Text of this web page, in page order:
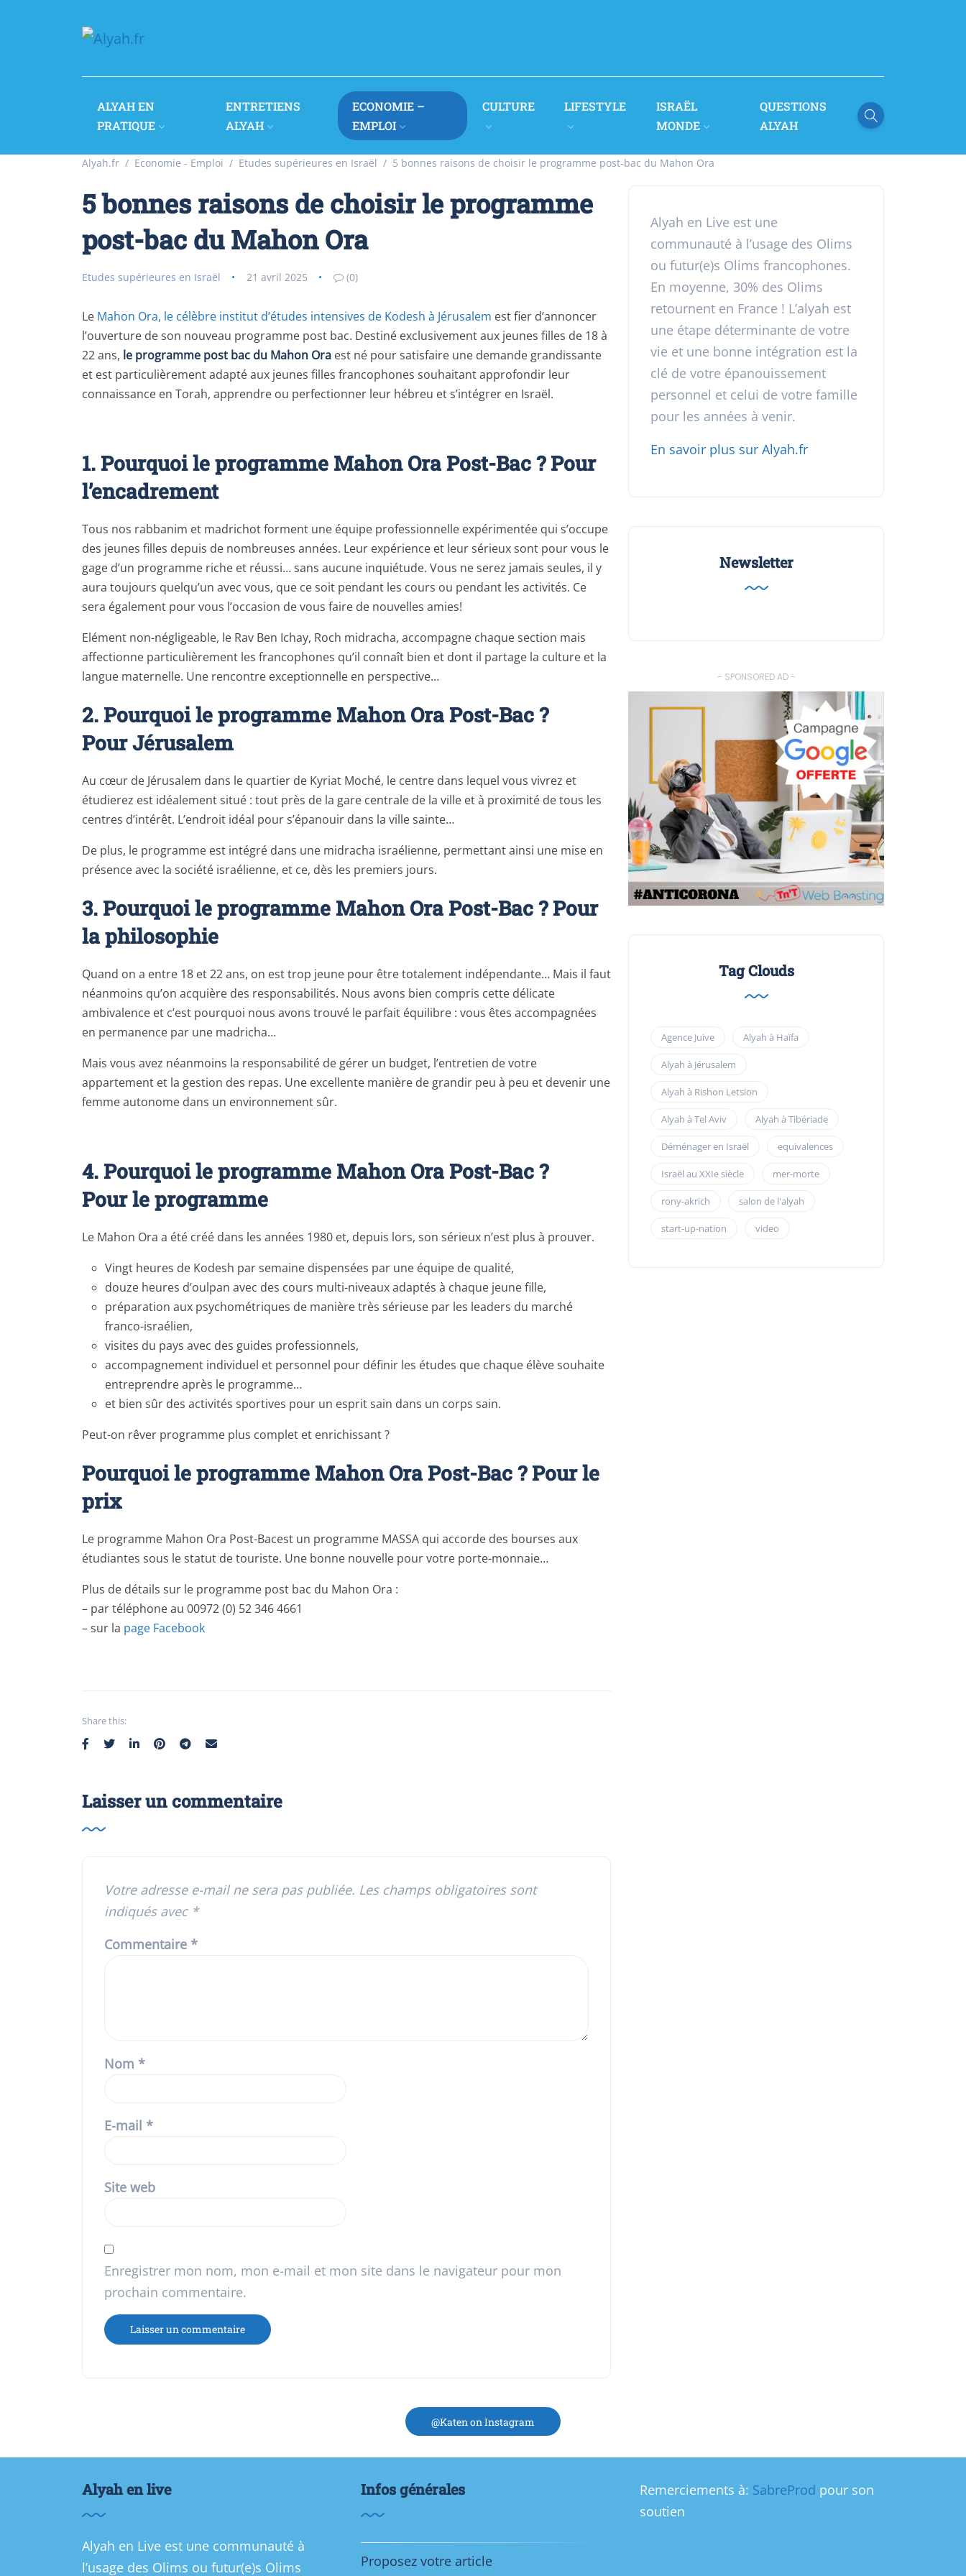
ALYAH EN
PRATIQUE
ENTRETIENS
ALYAH
ECONOMIE –
EMPLOI
CULTURE LIFESTYLE
ISRAËL
MONDE
QUESTIONS
ALYAH
Alyah.fr Economie - Emploi Etudes supérieures en Israël 5 bonnes raisons de choisir le programme post-bac du Mahon Ora
5 bonnes raisons de choisir le programme
post-bac du Mahon Ora
Etudes supérieures en Israël 21 avril 2025 (0)
Le Mahon Ora, le célèbre institut d’études intensives de Kodesh à Jérusalem est fier d’annoncer
l’ouverture de son nouveau programme post bac. Destiné exclusivement aux jeunes filles de 18 à
22 ans, le programme post bac du Mahon Ora est né pour satisfaire une demande grandissante
et est particulièrement adapté aux jeunes filles francophones souhaitant approfondir leur
connaissance en Torah, apprendre ou perfectionner leur hébreu et s’intégrer en Israël.
1. Pourquoi le programme Mahon Ora Post-Bac ? Pour
l’encadrement
Tous nos rabbanim et madrichot forment une équipe professionnelle expérimentée qui s’occupe
des jeunes filles depuis de nombreuses années. Leur expérience et leur sérieux sont pour vous le
gage d’un programme riche et réussi… sans aucune inquiétude. Vous ne serez jamais seules, il y
aura toujours quelqu’un avec vous, que ce soit pendant les cours ou pendant les activités. Ce
sera également pour vous l’occasion de vous faire de nouvelles amies!
Elément non-négligeable, le Rav Ben Ichay, Roch midracha, accompagne chaque section mais
affectionne particulièrement les francophones qu’il connaît bien et dont il partage la culture et la
langue maternelle. Une rencontre exceptionnelle en perspective…
2. Pourquoi le programme Mahon Ora Post-Bac ?
Pour Jérusalem
Au cœur de Jérusalem dans le quartier de Kyriat Moché, le centre dans lequel vous vivrez et
étudierez est idéalement situé : tout près de la gare centrale de la ville et à proximité de tous les
centres d’intérêt. L’endroit idéal pour s’épanouir dans la ville sainte…
De plus, le programme est intégré dans une midracha israélienne, permettant ainsi une mise en
présence avec la société israélienne, et ce, dès les premiers jours.
3. Pourquoi le programme Mahon Ora Post-Bac ? Pour
la philosophie
Quand on a entre 18 et 22 ans, on est trop jeune pour être totalement indépendante… Mais il faut
néanmoins qu’on acquière des responsabilités. Nous avons bien compris cette délicate
ambivalence et c’est pourquoi nous avons trouvé le parfait équilibre : vous êtes accompagnées
en permanence par une madricha…
Mais vous avez néanmoins la responsabilité de gérer un budget, l’entretien de votre
appartement et la gestion des repas. Une excellente manière de grandir peu à peu et devenir une
femme autonome dans un environnement sûr.
4. Pourquoi le programme Mahon Ora Post-Bac ?
Pour le programme
Le Mahon Ora a été créé dans les années 1980 et, depuis lors, son sérieux n’est plus à prouver.
Vingt heures de Kodesh par semaine dispensées par une équipe de qualité,
douze heures d’oulpan avec des cours multi-niveaux adaptés à chaque jeune fille,
préparation aux psychométriques de manière très sérieuse par les leaders du marché
franco-israélien,
visites du pays avec des guides professionnels,
accompagnement individuel et personnel pour définir les études que chaque élève souhaite
entreprendre après le programme…
et bien sûr des activités sportives pour un esprit sain dans un corps sain.
Peut-on rêver programme plus complet et enrichissant ?
Pourquoi le programme Mahon Ora Post-Bac ? Pour le
prix
Le programme Mahon Ora Post-Bacest un programme MASSA qui accorde des bourses aux
étudiantes sous le statut de touriste. Une bonne nouvelle pour votre porte-monnaie…
Plus de détails sur le programme post bac du Mahon Ora :
– par téléphone au 00972 (0) 52 346 4661
– sur la page Facebook
Share this:
Laisser un commentaire
Votre adresse e-mail ne sera pas publiée. Les champs obligatoires sont
indiqués avec *
Commentaire *
Nom *
E-mail *
Site web
Enregistrer mon nom, mon e-mail et mon site dans le navigateur pour mon
prochain commentaire.
Alyah en Live est une
communauté à l’usage des Olims
ou futur(e)s Olims francophones.
En moyenne, 30% des Olims
retournent en France ! L’alyah est
une étape déterminante de votre
vie et une bonne intégration est la
clé de votre épanouissement
personnel et celui de votre famille
pour les années à venir.
En savoir plus sur Alyah.fr
Newsletter
- SPONSORED AD -
Tag Clouds
Agence Juive Alyah à Haïfa
Alyah à Jérusalem
Alyah à Rishon Letsion
Alyah à Tel Aviv Alyah à Tibériade
Déménager en Israël equivalences
Israël au XXIe siècle mer-morte
rony-akrich salon de l'alyah
start-up-nation video
@Katen on Instagram
Alyah en live
Alyah en Live est une communauté à
l’usage des Olims ou futur(e)s Olims
Infos générales
Proposez votre article
Remerciements à: SabreProd pour son
soutien